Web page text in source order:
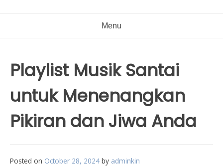
Menu
Playlist Musik Santai
untuk Menenangkan
Pikiran dan Jiwa Anda
Posted on October 28, 2024 by adminkin